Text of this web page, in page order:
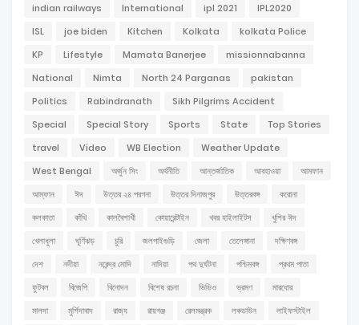
indian railways
International ipl 2021
IPL2020
ISL
joe biden Kitchen Kolkata
kolkata Police
KP
Lifestyle Mamata Banerjee
missionnabanna
National
Nimta North 24 Parganas
pakistan
Politics
Rabindranath
Sikh Pilgrims Accident
Special
Special Story Sports State
Top Stories
travel
Video WB Election
Weather Update
West Bengal
অর্জুন সিং অর্থনীতি আন্তর্জাতিক আবহাওয়া
আমফান
আম্ফান
ঈদ উত্তর ২৪ পরগনা উত্তর দিনাজপুর উত্তরবঙ্গ
করোনা
কলকাতা
কাঁথি কালবৈশাখী কোয়ারেন্টাইন খবর হাইলাইটস
খুশির ঈদ
খেলাধুলা
ঘূর্ণিঝড় চুরি জলপাইগুড়ি জেলা তেলেঙ্গানা
দক্ষিণবঙ্গ
দেশ
নদীয়া নরেন্দ্র মোদি নাদিয়া পথ দুর্ঘটনা পশ্চিমবঙ্গ
প্রথম পাতা
ফুটবল
বিজেপি বিনোদন বিশেষ রচনা ভিডিও ভ্রমণ
মারধোর
মালদা
মুর্শিদাবাদ রাজ্য রায়গঞ্জ রেলমন্ত্রক লকডাউন
লাইফস্টাইল